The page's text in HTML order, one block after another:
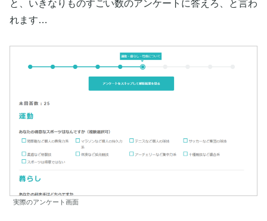
と、いきなりものすごい数のアンケートに答えろ、と言わ
れます…
実際のアンケート画面